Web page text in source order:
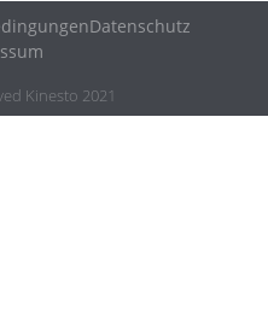
Datenschutz
Kinesto 2021